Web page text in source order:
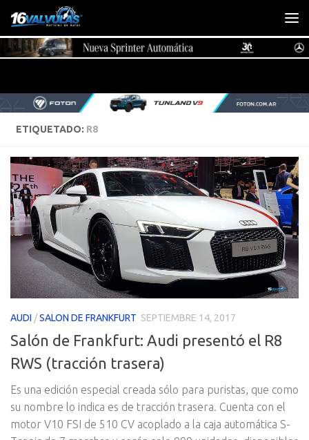
Saltar al contenido
ETIQUETADO: R8
AUDI /SALON DE FRANKFURT SEPTIEMBRE 14, 2017
Salón de Frankfurt: Audi presentó el R8
RWS (tracción trasera)
Es una edición especial creada sólo para puristas, que como
su nombre lo indica es de tracción trasera. Cuenta con el
motor V10 FSI de 510 CV acoplado a la caja automática S-